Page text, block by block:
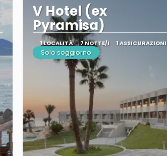
V Hotel (ex
Pyramisa)
1 LOCALITÀ 7 NOTTE/I 1 ASSICURAZIONI
Solo soggiorno